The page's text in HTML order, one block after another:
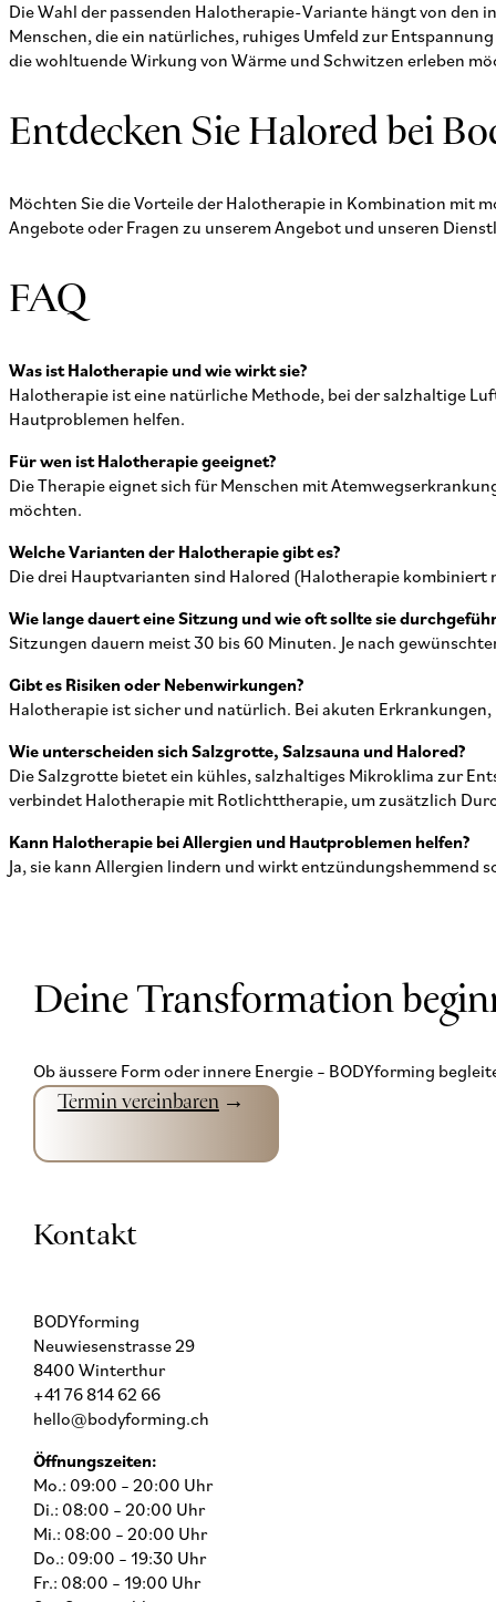
Die Wahl der passenden Halotherapie-Variante hängt von
Menschen, die ein natürliches, ruhiges Umfeld zur
die wohltuende Wirkung von Wärme und Schwitzen erleben
Entdecken Sie Halored bei
Möchten Sie die Vorteile der Halotherapie in Kombination mit
Angebote oder Fragen zu unserem Angebot und unseren
FAQ
Was ist Halotherapie und wie wirkt sie?
Halotherapie ist eine natürliche Methode, bei der salzhaltige
Hautproblemen helfen.
Für wen ist Halotherapie geeignet?
Die Therapie eignet sich für Menschen mit
möchten.
Welche Varianten der Halotherapie gibt es?
Die drei Hauptvarianten sind Halored (Halotherapie
Wie lange dauert eine Sitzung und wie oft sollte sie
Sitzungen dauern meist 30 bis 60 Minuten. Je nach
Gibt es Risiken oder Nebenwirkungen?
Halotherapie ist sicher und natürlich. Bei akuten
Wie unterscheiden sich Salzgrotte, Salzsauna und Halored?
Die Salzgrotte bietet ein kühles, salzhaltiges Mikroklima zur
verbindet Halotherapie mit Rotlichttherapie, um zusätzlich
Kann Halotherapie bei Allergien und Hautproblemen helfen?
Ja, sie kann Allergien lindern und wirkt entzündungshemmend
Deine Transformation
Ob äussere Form oder innere Energie – BODYforming
Termin vereinbaren
Kontakt
BODYforming
Neuwiesenstrasse 29
8400 Winterthur
+41 76 814 62 66
hello@bodyforming.ch
Öffnungszeiten:
Mo.: 09:00 – 20:00 Uhr
Di.: 08:00 – 20:00 Uhr
Mi.: 08:00 – 20:00 Uhr
Do.: 09:00 – 19:30 Uhr
Fr.: 08:00 – 19:00 Uhr